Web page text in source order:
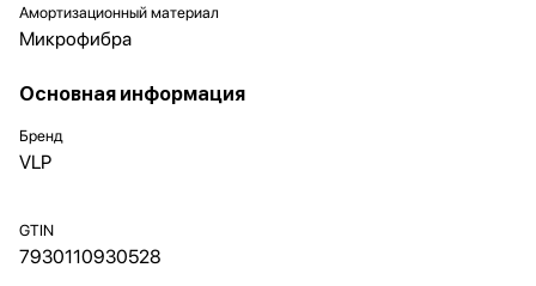
Амортизационный материал
Микрофибра
Основная информация
Бренд
VLP
GTIN
7930110930528